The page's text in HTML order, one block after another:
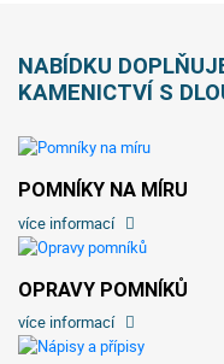
NABÍDKU
KAMENICTVÍ S
POMNÍKY NA MÍRU
více informací
OPRAVY POMNÍKŮ
více informací